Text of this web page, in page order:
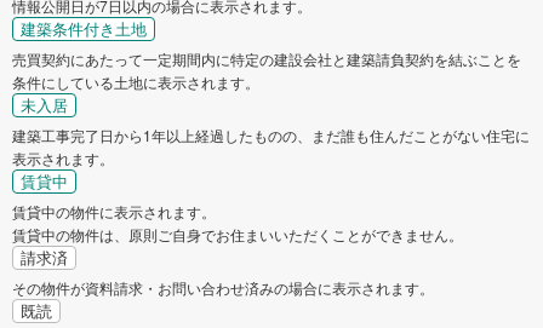
情報公開日が7日以内の場合に表示されます。
建築条件付き土地
売買契約にあたって一定期間内に特定の建設会社と建築請負契約を結ぶことを
条件にしている土地に表示されます。
未入居
建築工事完了日から1年以上経過したものの、まだ誰も住んだことがない住宅に
表示されます。
賃貸中
賃貸中の物件に表示されます。
賃貸中の物件は、原則ご自身でお住まいいただくことができません。
請求済
その物件が資料請求・お問い合わせ済みの場合に表示されます。
既読